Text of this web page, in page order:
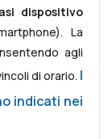
dispositivo
La
agli
di orario. I
indicati nei